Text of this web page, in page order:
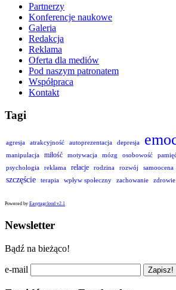
Partnerzy
Konferencje naukowe
Galeria
Redakcja
Reklama
Oferta dla mediów
Pod naszym patronatem
Współpraca
Kontakt
Tagi
agresja atrakcyjność autoprezentacja depresja
manipulacja
miłość motywacja mózg osobowość
psychologia
reklama relacje rodzina rozwój samoocena
szczęście terapia wpływ społeczny zachowanie zdrowie
Powered by Easytagcloud v2.1
Newsletter
Bądź na bieżąco!
e-mail